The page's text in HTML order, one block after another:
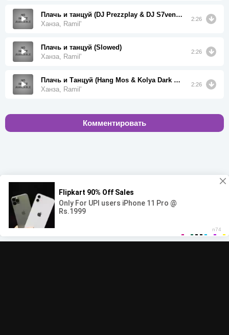
Плачь и танцуй (DJ Prezzplay & DJ S7ven Remix)
Ханза, Ramil'
2:26
Плачь и танцуй (Slowed)
Ханза, Ramil'
2:26
Плачь и Танцуй (Hang Mos & Kolya Dark Remix)
Ханза, Ramil'
2:26
Комментировать
00:00